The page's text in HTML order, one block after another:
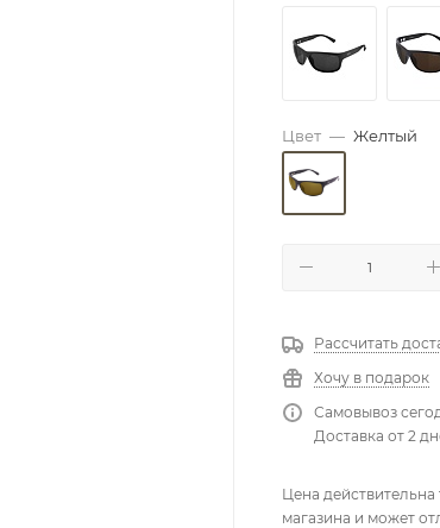
Цвет — Желтый
Рассчитать
Хочу в подарок
Самовывоз
Доставка от 2
Цена
магазина и может